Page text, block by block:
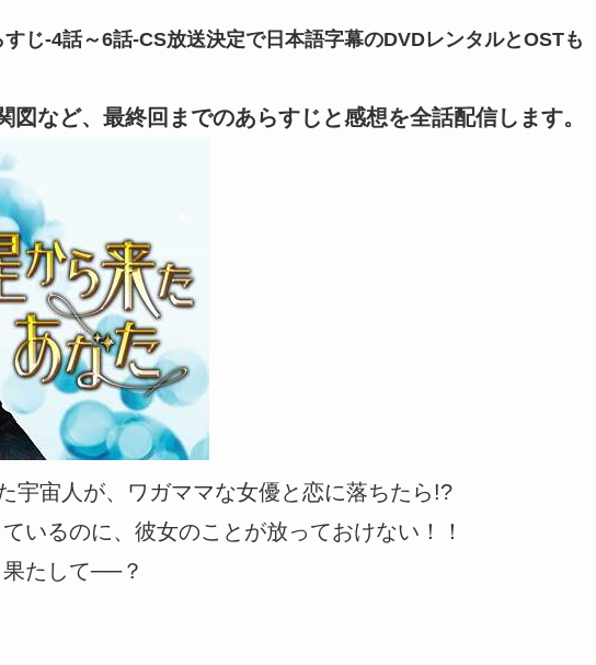
じ-4話～6話-CS放送決定で日本語字幕のDVDレンタルとOSTも
など、最終回までのあらすじと感想を全話配信します。
宇宙人が、ワガママな女優と恋に落ちたら!?
いるのに、彼女のことが放っておけない！！
たして──？